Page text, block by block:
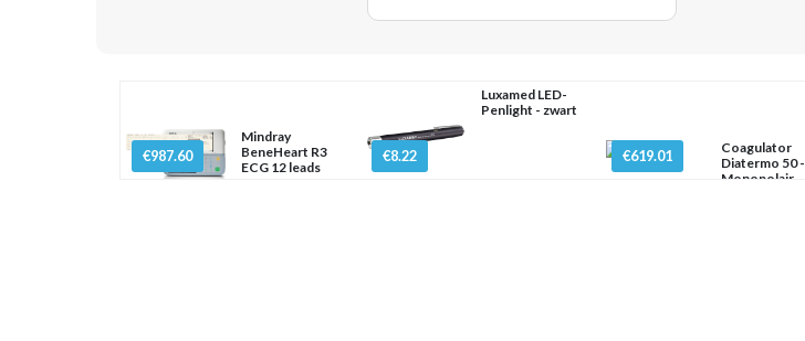
€987.60
Mindray
BeneHeart R3
ECG 12 leads
€8.22
Luxamed LED-
Penlight - zwart
€619.01
Coagulator
Diatermo 50 -
Monopolair